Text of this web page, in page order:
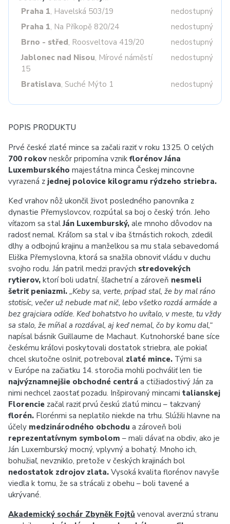
Praha 1, Havelská 503/19
nedostupný
Praha 1, Na Příkopě 820/24
nedostupný
Brno - střed, Roosveltova 419/20
nedostupný
Jablonec nad Nisou, Mírové náměstí
15
nedostupný
Bratislava, Suché Mýto 1 nedostupný
POPIS PRODUKTU
Prvé české zlaté mince sa začali raziť v roku 1325. O celých
700 rokov neskôr pripomína vznik florénov Jána
Luxemburského majestátna minca Českej mincovne
vyrazená z jednej polovice kilogramu rýdzeho striebra.
Keď vrahov nôž ukončil život posledného panovníka z
dynastie Přemyslovcov, rozpútal sa boj o český trón. Jeho
víťazom sa stalJán Luxemburský, ale mnoho dôvodov na
radosť nemal. Kráľom sa stal v iba štrnástich rokoch, zdedil
dlhy a odbojnú krajinu a manželkou sa mu stala sebavedomá
Eliška Přemyslovna, ktorá sa snažila obnoviť vládu v duchu
svojho rodu. Ján patril medzi pravých stredovekých
rytierov, ktorí boli udatní, šľachetní a zároveň nesmeli
šetriť peniazmi. „Keby sa, verte, prípad stal, že by mal ráno
stotisíc, večer už nebude mať nič, lebo všetko rozdá armáde a
bez grajciara odíde. Keď bohatstvo ho uvítalo, v meste, tu vždy
sa stalo, že míňal a rozdával, aj keď nemal, čo by komu dal,“
napísal básnik Guillaume de Machaut. Kutnohorské bane síce
českému kráľovi poskytovali dostatok striebra, ale pokiaľ
chcel skutočne oslniť, potreboval zlaté mince. Tými sa
v Európe na začiatku 14. storočia mohli pochváliť len tie
najvýznamnejšie obchodné centrá a ctižiadostivý Ján za
nimi nechcel zaostať pozadu. Inšpirovaný mincami talianskej
Florencie začal raziť prvú českú zlatú mincu – takzvaný
florén. Florénmi sa neplatilo niekde na trhu. Slúžili hlavne na
účely medzinárodného obchodu a zároveň boli
reprezentatívnym symbolom – mali dávať na obdiv, ako je
Ján Luxemburský mocný, vplyvný a bohatý. Mnoho ich,
bohužiaľ, nevzniklo, pretože v českých krajinách bol
nedostatok zdrojov zlata. Vysoká kvalita florénov navyše
viedla k tomu, že sa strácali z obehu – boli tavené a
ukrývané.
Akademický sochár Zbyněk Fojtů venoval averznú stranu